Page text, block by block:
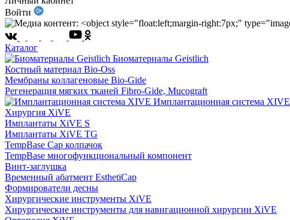
Войти
Каталог
Биоматериалы Geistlich
Костный материал Bio-Oss
Мембраны коллагеновые Bio-Gide
Регенерация мягких тканей Fibro-Gide, Mucograft
Имплантационная система XIVE
Хирургия XiVE
Имплантаты XiVE S
Имплантаты XiVE TG
TempBase Cap колпачок
TempBase многофункциональный компонент
Винт-заглушка
Временный абатмент EsthetiCap
Формирователи десны
Хирургические инструменты XiVE
Хирургические инструменты для навигационной хирургии XiVE